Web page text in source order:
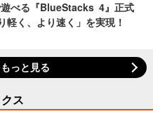
遊べる『BlueStacks 4』正式
軽く、より速く」を実現！
っと見る
ス